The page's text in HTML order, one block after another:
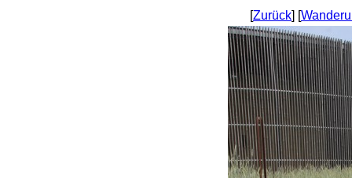
[Zurück] [